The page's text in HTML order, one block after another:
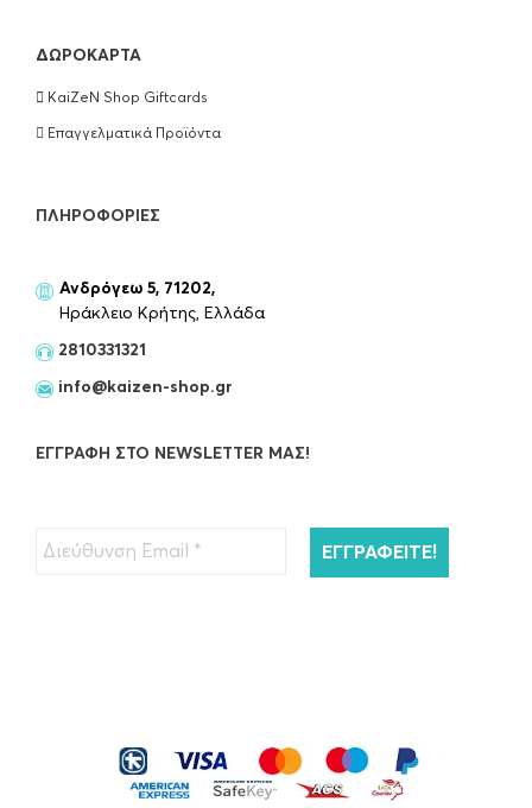
ΔΩΡΟΚΆΡΤΑ
KaiZeN Shop Giftcards
Επαγγελματικά Προϊόντα
ΠΛΗΡΟΦΟΡΊΕΣ
Ανδρόγεω 5, 71202,
Ηράκλειο Κρήτης, Ελλάδα
2810331321
info@kaizen-shop.gr
ΕΓΓΡΑΦΉ ΣΤΟ NEWSLETTER ΜΑΣ!